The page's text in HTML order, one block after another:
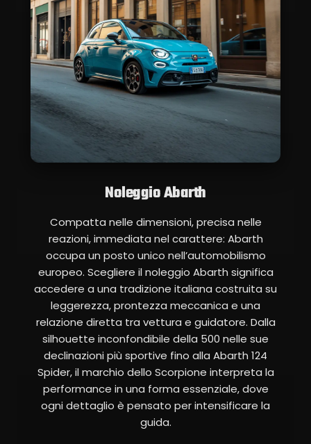
Noleggio Abarth
Compatta nelle dimensioni, precisa nelle
reazioni, immediata nel carattere: Abarth
occupa un posto unico nell’automobilismo
europeo. Scegliere il noleggio Abarth significa
accedere a una tradizione italiana costruita su
leggerezza, prontezza meccanica e una
relazione diretta tra vettura e guidatore. Dalla
silhouette inconfondibile della 500 nelle sue
declinazioni più sportive fino alla Abarth 124
Spider, il marchio dello Scorpione interpreta la
performance in una forma essenziale, dove
ogni dettaglio è pensato per intensificare la
guida.